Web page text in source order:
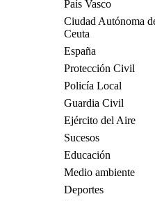
País Vasco
Ciudad Autónoma
Ceuta
España
Protección Civil
Policía Local
Guardia Civil
Ejército del Aire
Sucesos
Educación
Medio ambiente
Deportes